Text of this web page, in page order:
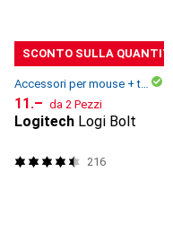
SCONTO SULLA QUANTITÀ
Accessori per mouse + tastiere
CHF
11.– da 2 Pezzi
Logitech Logi Bolt
216